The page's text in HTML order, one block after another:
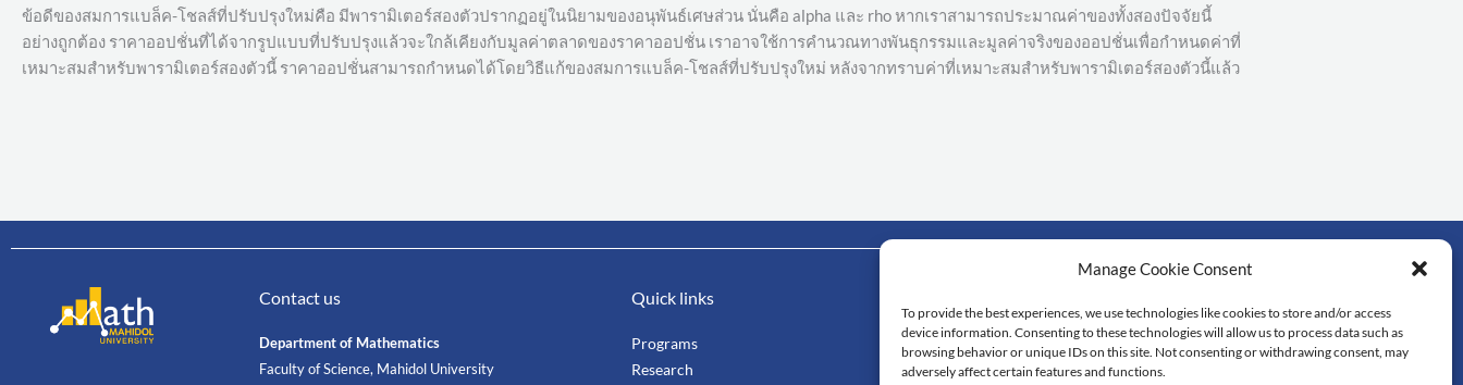
Manage Cookie Consent
To provide the best experiences, we use technologies like cookies to store and/or access
device information. Consenting to these technologies will allow us to process data such as
browsing behavior or unique IDs on this site. Not consenting or withdrawing consent, may
adversely affect certain features and functions.
ข้อดีของสมการแบล็ค-โชลส์ที่ปรับปรุงใหม่คือ มีพารามิเตอร์สองตัวปรากฏอยู่ในนิยามของอนุพันธ์เศษส่วน นั่นคือ alpha และ rho หากเราสามารถประมาณค่าของทั้งสองปัจจัยนี้
อย่างถูกต้อง ราคาออปชั่นที่ได้จากรูปแบบที่ปรับปรุงแล้วจะใกล้เคียงกับมูลค่าตลาดของราคาออปชั่น เราอาจใช้การคำนวณทางพันธุกรรมและมูลค่าจริงของออปชั่นเพื่อกำหนดค่าที่
เหมาะสมสำหรับพารามิเตอร์สองตัวนี้ ราคาออปชั่นสามารถกำหนดได้โดยวิธีแก้ของสมการแบล็ค-โชลส์ที่ปรับปรุงใหม่ หลังจากทราบค่าที่เหมาะสมสำหรับพารามิเตอร์สองตัวนี้แล้ว
Contact us
Department of Mathematics
Faculty of Science, Mahidol University
Quick links
Programs
Research
Mahidol University
Faculty of Science